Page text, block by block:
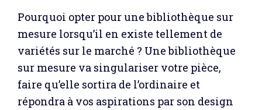
Pourquoi opter pour une bibliothèque sur
mesure lorsqu’il en existe tellement de
variétés sur le marché ? Une bibliothèque
sur mesure va singulariser votre pièce,
faire qu’elle sortira de l’ordinaire et
répondra à vos aspirations par son design